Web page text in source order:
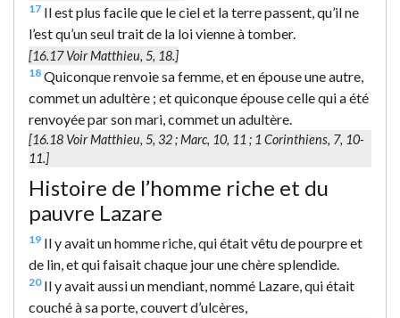
17 Il est plus facile que le ciel et la terre passent, qu’il ne
l’est qu’un seul trait de la loi vienne à tomber.
[16.17 Voir Matthieu, 5, 18.]
18 Quiconque renvoie sa femme, et en épouse une autre,
commet un adultère ; et quiconque épouse celle qui a été
renvoyée par son mari, commet un adultère.
[16.18 Voir Matthieu, 5, 32 ; Marc, 10, 11 ; 1 Corinthiens, 7, 10-
11.]
Histoire de l’homme riche et du
pauvre Lazare
19 Il y avait un homme riche, qui était vêtu de pourpre et
de lin, et qui faisait chaque jour une chère splendide.
20Il y avait aussi un mendiant, nommé Lazare, qui était
couché à sa porte, couvert d’ulcères,